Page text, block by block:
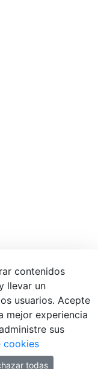
/ San Sebastián
contenidos
llevar un
usuarios. Acepte
mejor experiencia
sus
cookies
todas